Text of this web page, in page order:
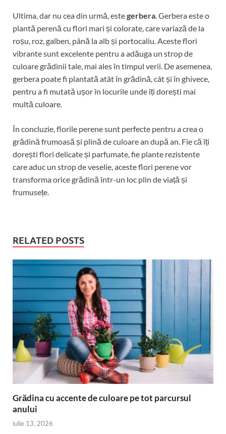
Ultima, dar nu cea din urmă, estegerbera . Gerbera este o
plantă perenă cu flori mari și colorate, care variază de la
roșu, roz, galben, până la alb și portocaliu. Aceste flori
vibrante sunt excelente pentru a adăuga un strop de
culoare grădinii tale, mai ales în timpul verii. De asemenea,
gerbera poate fi plantată atât în grădină, cât și în ghivece,
pentru a fi mutată ușor în locurile unde îți dorești mai
multă culoare.
În concluzie, florile perene sunt perfecte pentru a crea o
grădină frumoasă și plină de culoare an după an. Fie că îți
dorești flori delicate și parfumate, fie plante rezistente
care aduc un strop de veselie, aceste flori perene vor
transforma orice grădină într-un loc plin de viață și
frumusețe.
RELATED POSTS
Grădina cu accente de culoare pe tot parcursul
anului
iulie 13, 2026